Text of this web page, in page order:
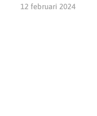
12 februari 2024